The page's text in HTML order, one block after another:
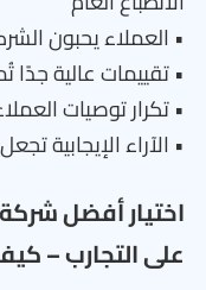
• العملاء يحبون
• تقييمات عالية جدًا
• تكرار توصيات
• الآراء الإيجابية
اختيار أفضل
على التجارب –